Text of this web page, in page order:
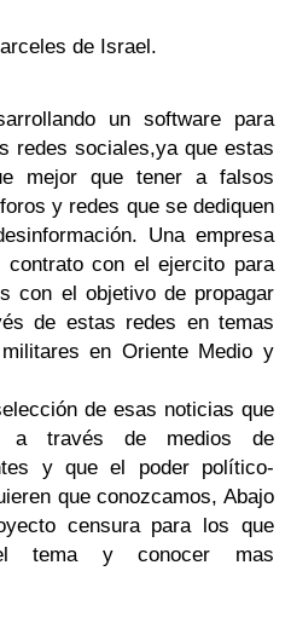
de Israel.
un software para
redes sociales,ya que estas
mejor que tener a falsos
y redes que se dediquen
Una empresa
contrato con el ejercito para
con el objetivo de propagar
de estas redes en temas
en Oriente Medio y
de esas noticias que
a través de medios de
y que el poder político-
que conozcamos, Abajo
censura para los que
tema y conocer mas